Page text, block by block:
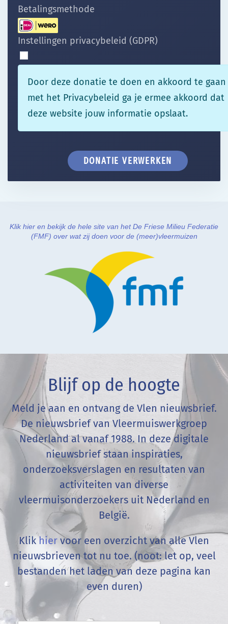
Betalingsmethode
Instellingen privacybeleid (GDPR)
Door deze donatie te doen en akkoord te gaan
met het Privacybeleid ga je ermee akkoord dat
deze website jouw informatie opslaat.
Klik hier en bekijk de hele site van het De Friese Milieu Federatie
(FMF) over wat zij doen voor de (meer)vleermuizen
Blijf op de hoogte
Meld je aan en ontvang de Vlen nieuwsbrief.
De nieuwsbrief van Vleermuiswerkgroep
Nederland al vanaf 1988. In deze digitale
nieuwsbrief staan inspiraties,
onderzoeksverslagen en resultaten van
activiteiten van diverse
vleermuisonderzoekers uit Nederland en
België.
Klik hier voor een overzicht van alle Vlen
nieuwsbrieven tot nu toe. (noot: let op, veel
bestanden het laden van deze pagina kan
even duren)